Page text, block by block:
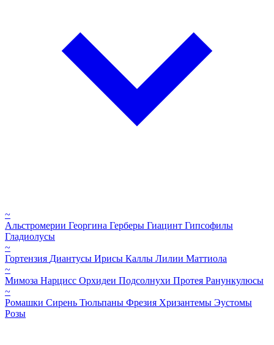
~
Альстромерии Георгина Герберы Гиацинт Гипсофилы
Гладиолусы
~
Гортензия Диантусы Ирисы Каллы Лилии Маттиола
~
Мимоза Нарцисс Орхидеи Подсолнухи Протея Ранункулюсы
~
Ромашки Сирень Тюльпаны Фрезия Хризантемы Эустомы
Розы